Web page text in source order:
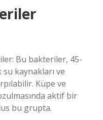
Bu bakteriler, 45-
su kaynakları ve
Küpe ve
aktif bir
bu grupta.